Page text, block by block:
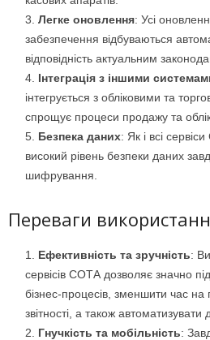
Легке оновлення: Усі
забезпечення відбуваються
відповідність актуальним
Інтеграція з іншими
інтегрується з обліковими та
спрощує процеси продажу та
Безпека даних: Як і всі
високий рівень безпеки даних
шифрування.
Переваги
Ефективність та зручність:
сервісів СОТА дозволяє значно
бізнес-процесів, зменшити час на
звітності, а також автоматизувати
Гнучкість та мобільність: